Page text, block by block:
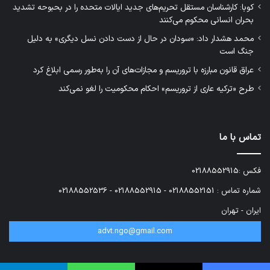
کوبا: کارشناسان مستقل تحریم‌های جدید ایالات متحده را در بحبوحه تشدید
بحران انسانی محکوم می‌کنند
محمد هشدار داد: «سودان در حال از دست دادن نسل دیگری» به دلیل
جنگ است
عراق قانون مبارزه با تروریسم و مجازات‌های آن را به‌طور رسمی ابلاغ کرد
طرح «ترکیه عاری از تروریسم» احکام محکومیت را لغو نمی‌کند
تماس با ما
فکس :02188552915
شماره تماس : 02188552151 - 02188552915 - 02188552536
ایران - تهران
advt.ngo@gmail.com